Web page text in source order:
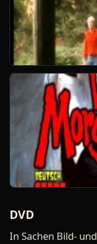
DVD
In Sachen Bild-